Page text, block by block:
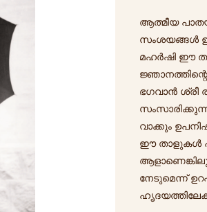
ആത്മീയ
സംശയങ്ങൾ
മഹർഷി ഈ
ഭഗവാൻ ശ്രീ
വാക്കും
ഈ താളുകൾ
നേടുമെന്ന്